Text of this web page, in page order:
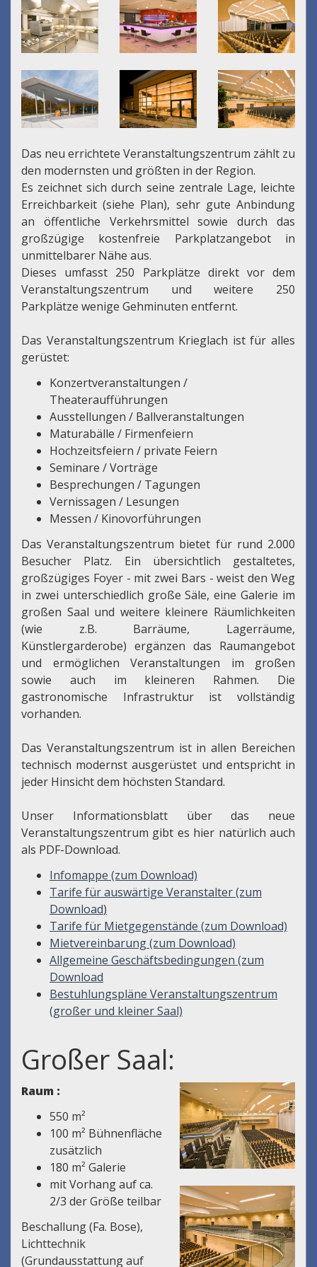
Das neu errichtete Veranstaltungszentrum zählt zu
den modernsten und größten in der Region.
Es zeichnet sich durch seine zentrale Lage, leichte
Erreichbarkeit (siehe Plan), sehr gute Anbindung
an öffentliche Verkehrsmittel sowie durch das
großzügige kostenfreie Parkplatzangebot in
unmittelbarer Nähe aus.
Dieses umfasst 250 Parkplätze direkt vor dem
Veranstaltungszentrum und weitere 250
Parkplätze wenige Gehminuten entfernt.
Das Veranstaltungszentrum Krieglach ist für alles
gerüstet:
Konzertveranstaltungen /
Theateraufführungen
Ausstellungen / Ballveranstaltungen
Maturabälle / Firmenfeiern
Hochzeitsfeiern / private Feiern
Seminare / Vorträge
Besprechungen / Tagungen
Vernissagen / Lesungen
Messen / Kinovorführungen
Das Veranstaltungszentrum bietet für rund 2.000
Besucher Platz. Ein übersichtlich gestaltetes,
großzügiges Foyer - mit zwei Bars - weist den Weg
in zwei unterschiedlich große Säle, eine Galerie im
großen Saal und weitere kleinere Räumlichkeiten
(wie z.B. Barräume, Lagerräume,
Künstlergarderobe) ergänzen das Raumangebot
und ermöglichen Veranstaltungen im großen
sowie auch im kleineren Rahmen. Die
gastronomische Infrastruktur ist vollständig
vorhanden.
Das Veranstaltungszentrum ist in allen Bereichen
technisch modernst ausgerüstet und entspricht in
jeder Hinsicht dem höchsten Standard.
Unser Informationsblatt über das neue
Veranstaltungszentrum gibt es hier natürlich auch
als PDF-Download.
Infomappe (zum Download)
Tarife für auswärtige Veranstalter (zum
Download)
Tarife für Mietgegenstände (zum Download)
Mietvereinbarung (zum Download)
Allgemeine Geschäftsbedingungen (zum
Download
Bestuhlungspläne Veranstaltungszentrum
(großer und kleiner Saal)
Großer Saal:
Raum :
550 m²
100 m² Bühnenfläche
zusätzlich
180 m² Galerie
mit Vorhang auf ca.
2/3 der Größe teilbar
Beschallung (Fa. Bose),
Lichttechnik
(Grundausstattung auf